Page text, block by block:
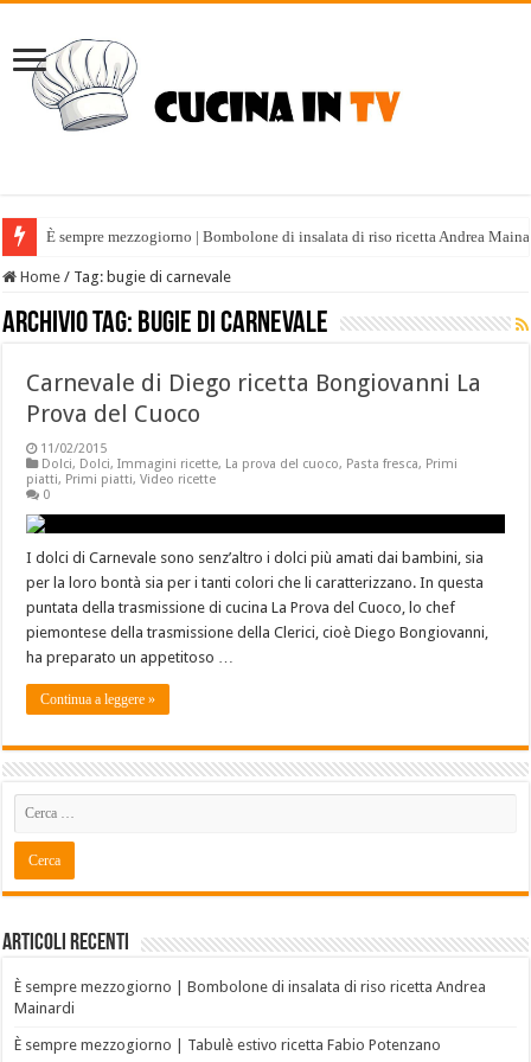
È sempre mezzogiorno | Bombolone di insalata di riso ricetta Andrea
Home / Tag: bugie di carnevale
Archivio tag: bugie di carnevale
Carnevale di Diego ricetta Bongiovanni La
Prova del Cuoco
11/02/2015
Dolci, Dolci,Immagini ricette, La prova del cuoco, Pasta fresca, Primi
piatti, Primi piatti,Video ricette
0
I dolci di Carnevale sono senz’altro i dolci più amati dai bambini, sia
per la loro bontà sia per i tanti colori che li caratterizzano. In questa
puntata della trasmissione di cucina La Prova del Cuoco, lo chef
piemontese della trasmissione della Clerici, cioè Diego Bongiovanni,
ha preparato un appetitoso …
Continua a leggere »
Articoli recenti
È sempre mezzogiorno | Bombolone di insalata di riso ricetta Andrea
Mainardi
È sempre mezzogiorno | Tabulè estivo ricetta Fabio Potenzano